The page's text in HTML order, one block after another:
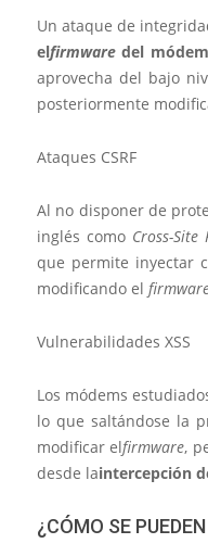
Un ataque de
elfirmware del módem
aprovecha del bajo
posteriormente
Ataques CSRF
Al no disponer de
inglés como Cross-Site
que permite inyectar
modificando el
Vulnerabilidades XSS
Los módems
lo que saltándose la
modificar elfirmware,
desde laintercepción
¿CÓMO SE